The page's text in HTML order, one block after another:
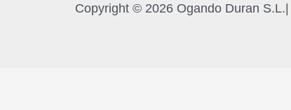
Copyright © 2026 Ogando Duran S.L.|